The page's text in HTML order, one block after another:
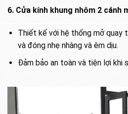
6. Cửa kính khung nhôm 2 cánh
Thiết kế với hệ thống mở quay
và đóng nhẹ nhàng và êm dịu.
Đảm bảo an toàn và tiện lợi khi